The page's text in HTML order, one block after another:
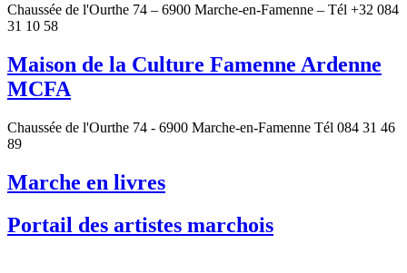
Chaussée de l'Ourthe 74 – 6900 Marche-en-Famenne – Tél +32 084
31 10 58
Maison de la Culture Famenne Ardenne
MCFA
Chaussée de l'Ourthe 74 - 6900 Marche-en-Famenne Tél 084 31 46
89
Marche en livres
Portail des artistes marchois